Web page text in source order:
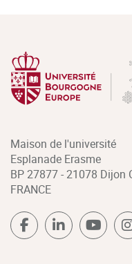
Maison de l'université
Esplanade Erasme
BP 27877 - 21078 Dijon
FRANCE